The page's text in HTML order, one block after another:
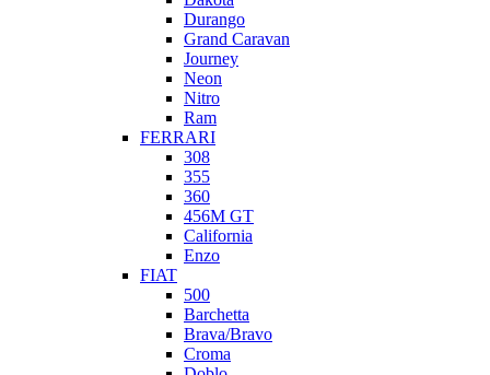
Durango
Grand Caravan
Journey
Neon
Nitro
Ram
FERRARI
308
355
360
456M GT
California
Enzo
FIAT
500
Barchetta
Brava/Bravo
Croma